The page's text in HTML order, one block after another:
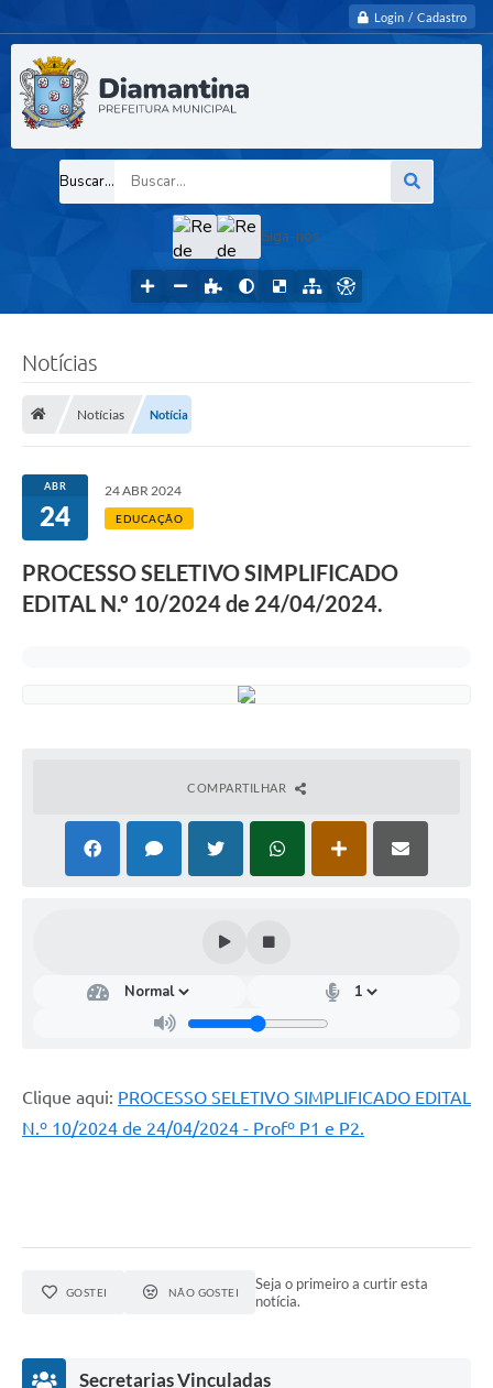
Login / Cadastro
Buscar...
Siga-nos
Notícias
Notícias Notícia
ABR
24
24 ABR 2024
EDUCAÇÃO
PROCESSO SELETIVO SIMPLIFICADO
EDITAL N.º 10/2024 de 24/04/2024.
COMPARTILHAR
Clique aqui: PROCESSO SELETIVO SIMPLIFICADO EDITAL
N.º 10/2024 de 24/04/2024 - Profº P1 e P2.
GOSTEI NÃO GOSTEI
Seja o primeiro a curtir esta
notícia.
Secretarias Vinculadas